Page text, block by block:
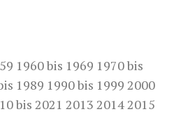
1960 bis 1969 1970 bis
1989 1990 bis 1999 2000
bis 2021 2013 2014 2015